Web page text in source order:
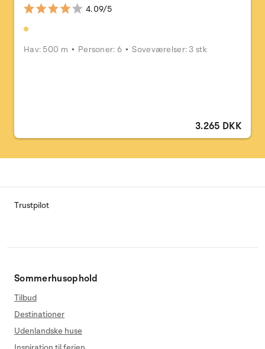
4.09/5
Hav: 500 m Personer: 6 Soveværelser: 3 stk
3.265 DKK
Trustpilot
Sommerhusophold
Tilbud
Destinationer
Udenlandske huse